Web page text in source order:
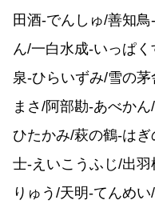
田酒-でんしゅ/善知
ん/一白水成-いっぱ
泉-ひらいずみ/雪の
まさ/阿部勘-あべか
ひたかみ/萩の鶴-は
士-えいこうふじ/出
りゅう/天明-てんめ